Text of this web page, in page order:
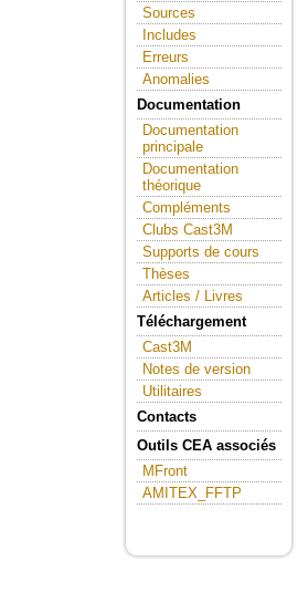
Sources
Includes
Erreurs
Anomalies
Documentation
Documentation
principale
Documentation
théorique
Compléments
Clubs Cast3M
Supports de cours
Thèses
Articles / Livres
Téléchargement
Cast3M
Notes de version
Utilitaires
Contacts
Outils CEA associés
MFront
AMITEX_FFTP